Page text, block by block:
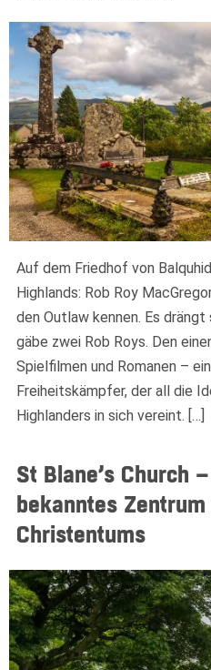
Auf dem Friedhof von
Highlands: Rob Roy
den Outlaw kennen. Es
gäbe zwei Rob Roys. Den
Spielfilmen und Romanen –
Freiheitskämpfer, der all die
Highlanders in sich vereint. […]
St Blane’s Church
bekanntes
Christentums